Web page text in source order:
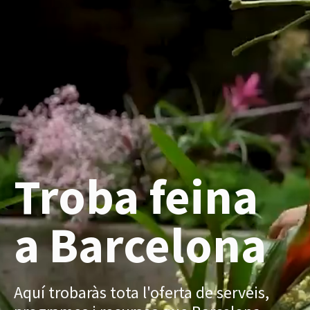
Troba feina
a Barcelona
Aquí trobaràs tota l'oferta de serveis,